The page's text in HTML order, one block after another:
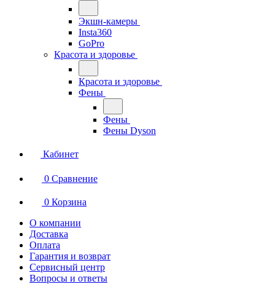
Экшн-камеры
Insta360
GoPro
Красота и здоровье
Красота и здоровье
Фены
Фены
Фены Dyson
Кабинет
0 Сравнение
0 Корзина
О компании
Доставка
Оплата
Гарантия и возврат
Сервисный центр
Вопросы и ответы